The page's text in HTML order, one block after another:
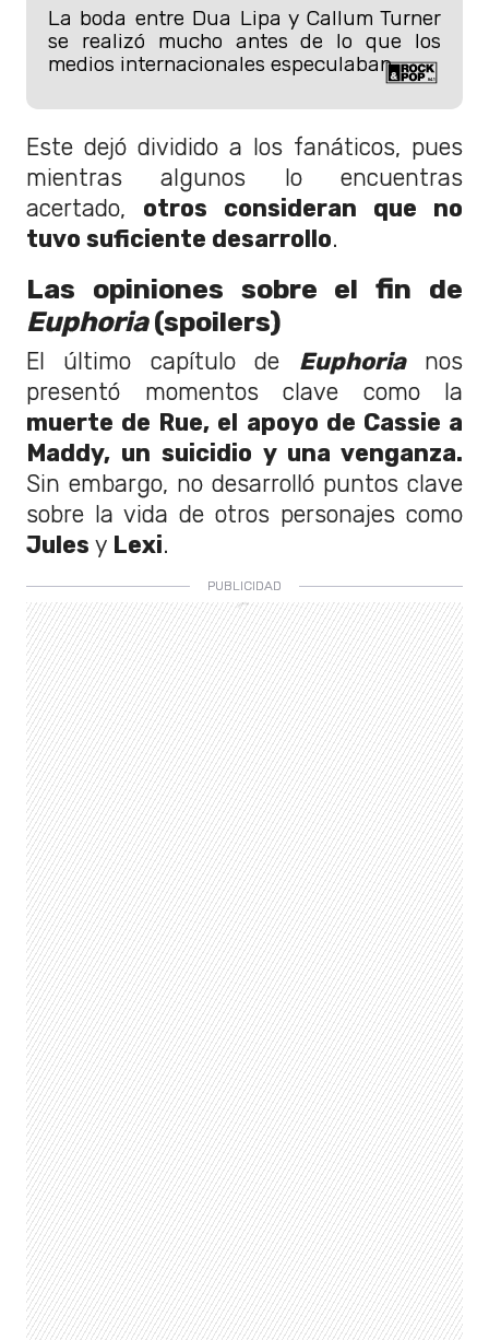
La boda entre Dua Lipa y Callum Turner
se realizó mucho antes de lo que los
medios internacionales especulaban.
Este dejó dividido a los fanáticos, pues
mientras algunos lo encuentras
acertado, otros consideran que no
tuvo suficiente desarrollo.
Las opiniones sobre el fin de
Euphoria(spoilers)
El último capítulo de Euphoria
nos
presentó momentos clave como la
muerte de Rue, el apoyo de Cassie a
Maddy, un suicidio y una venganza.
Sin embargo, no desarrolló puntos clave
sobre la vida de otros personajes como
Jules y Lexi.